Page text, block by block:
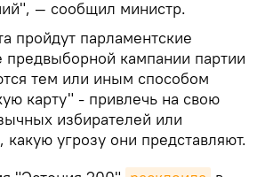
— сообщил министр.
пройдут парламентские
кампании партии
тем или иным способом
карту" - привлечь на свою
избирателей или
какую угрозу они представляют.